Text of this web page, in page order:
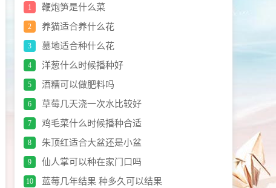
1 鞭炮笋是什么菜
2 养猫适合养什么花
3 墓地适合种什么花
4 洋葱什么时候播种好
5 酒糟可以做肥料吗
6 草莓几天浇一次水比较好
7 鸡毛菜什么时候播种合适
8 朱顶红适合大盆还是小盆
9 仙人掌可以种在家门口吗
10 蓝莓几年结果 种多久可以结果